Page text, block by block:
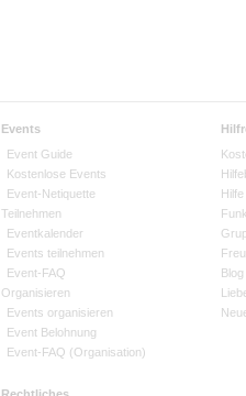
Events
Event Guide
Kostenlose Events
Event-Netiquette
Teilnehmen
Eventkalender
Events teilnehmen
Event-FAQ
Organisieren
Events organisieren
Event Belohnung
Event-FAQ (Organisation)
Blog